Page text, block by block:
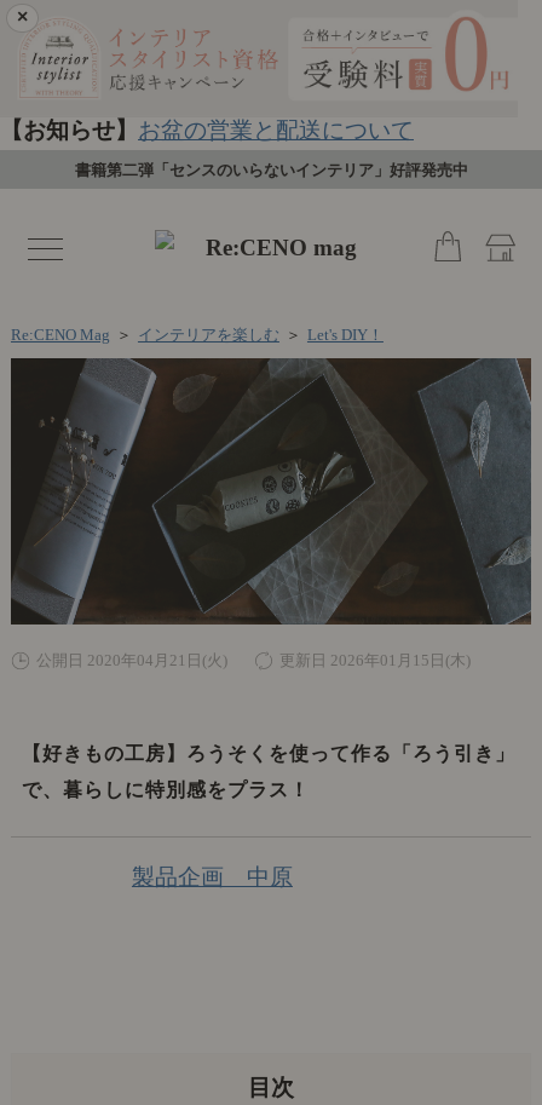
×
【お知らせ】 お盆の営業と配送について
書籍第二弾「センスのいらないインテリア」好評発売中
toggle
navigation
Re:CENO Mag ＞ インテリアを楽しむ ＞ Let's DIY！
公開日 2020年04月21日(火) 更新日 2026年01月15日(木)
【好きもの工房】ろうそくを使って作る「ろう引き」
で、暮らしに特別感をプラス！
製品企画 中原